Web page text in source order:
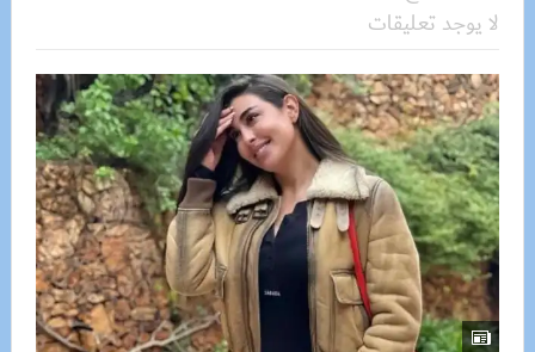
لا يوجد تعليقات